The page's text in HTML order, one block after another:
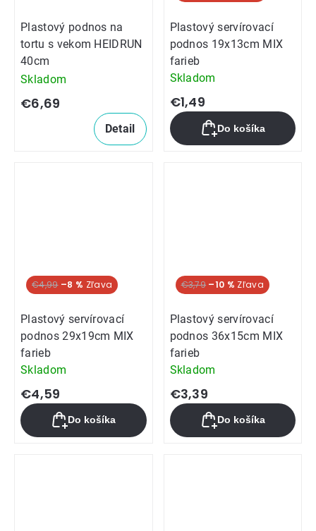
Plastový podnos na
tortu s vekom HEIDRUN
40cm
Skladom
€6,69
Detail
Plastový servírovací
podnos 19x13cm MIX
farieb
Skladom
€1,49
Do košíka
€4,99 –8 %
Plastový servírovací
podnos 29x19cm MIX
farieb
Skladom
€4,59
Do košíka
€3,79 –10 %
Plastový servírovací
podnos 36x15cm MIX
farieb
Skladom
€3,39
Do košíka